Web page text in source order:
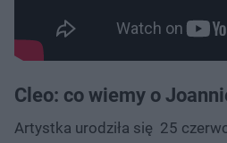
Cleo: co wiemy o
Artystka urodziła się 25